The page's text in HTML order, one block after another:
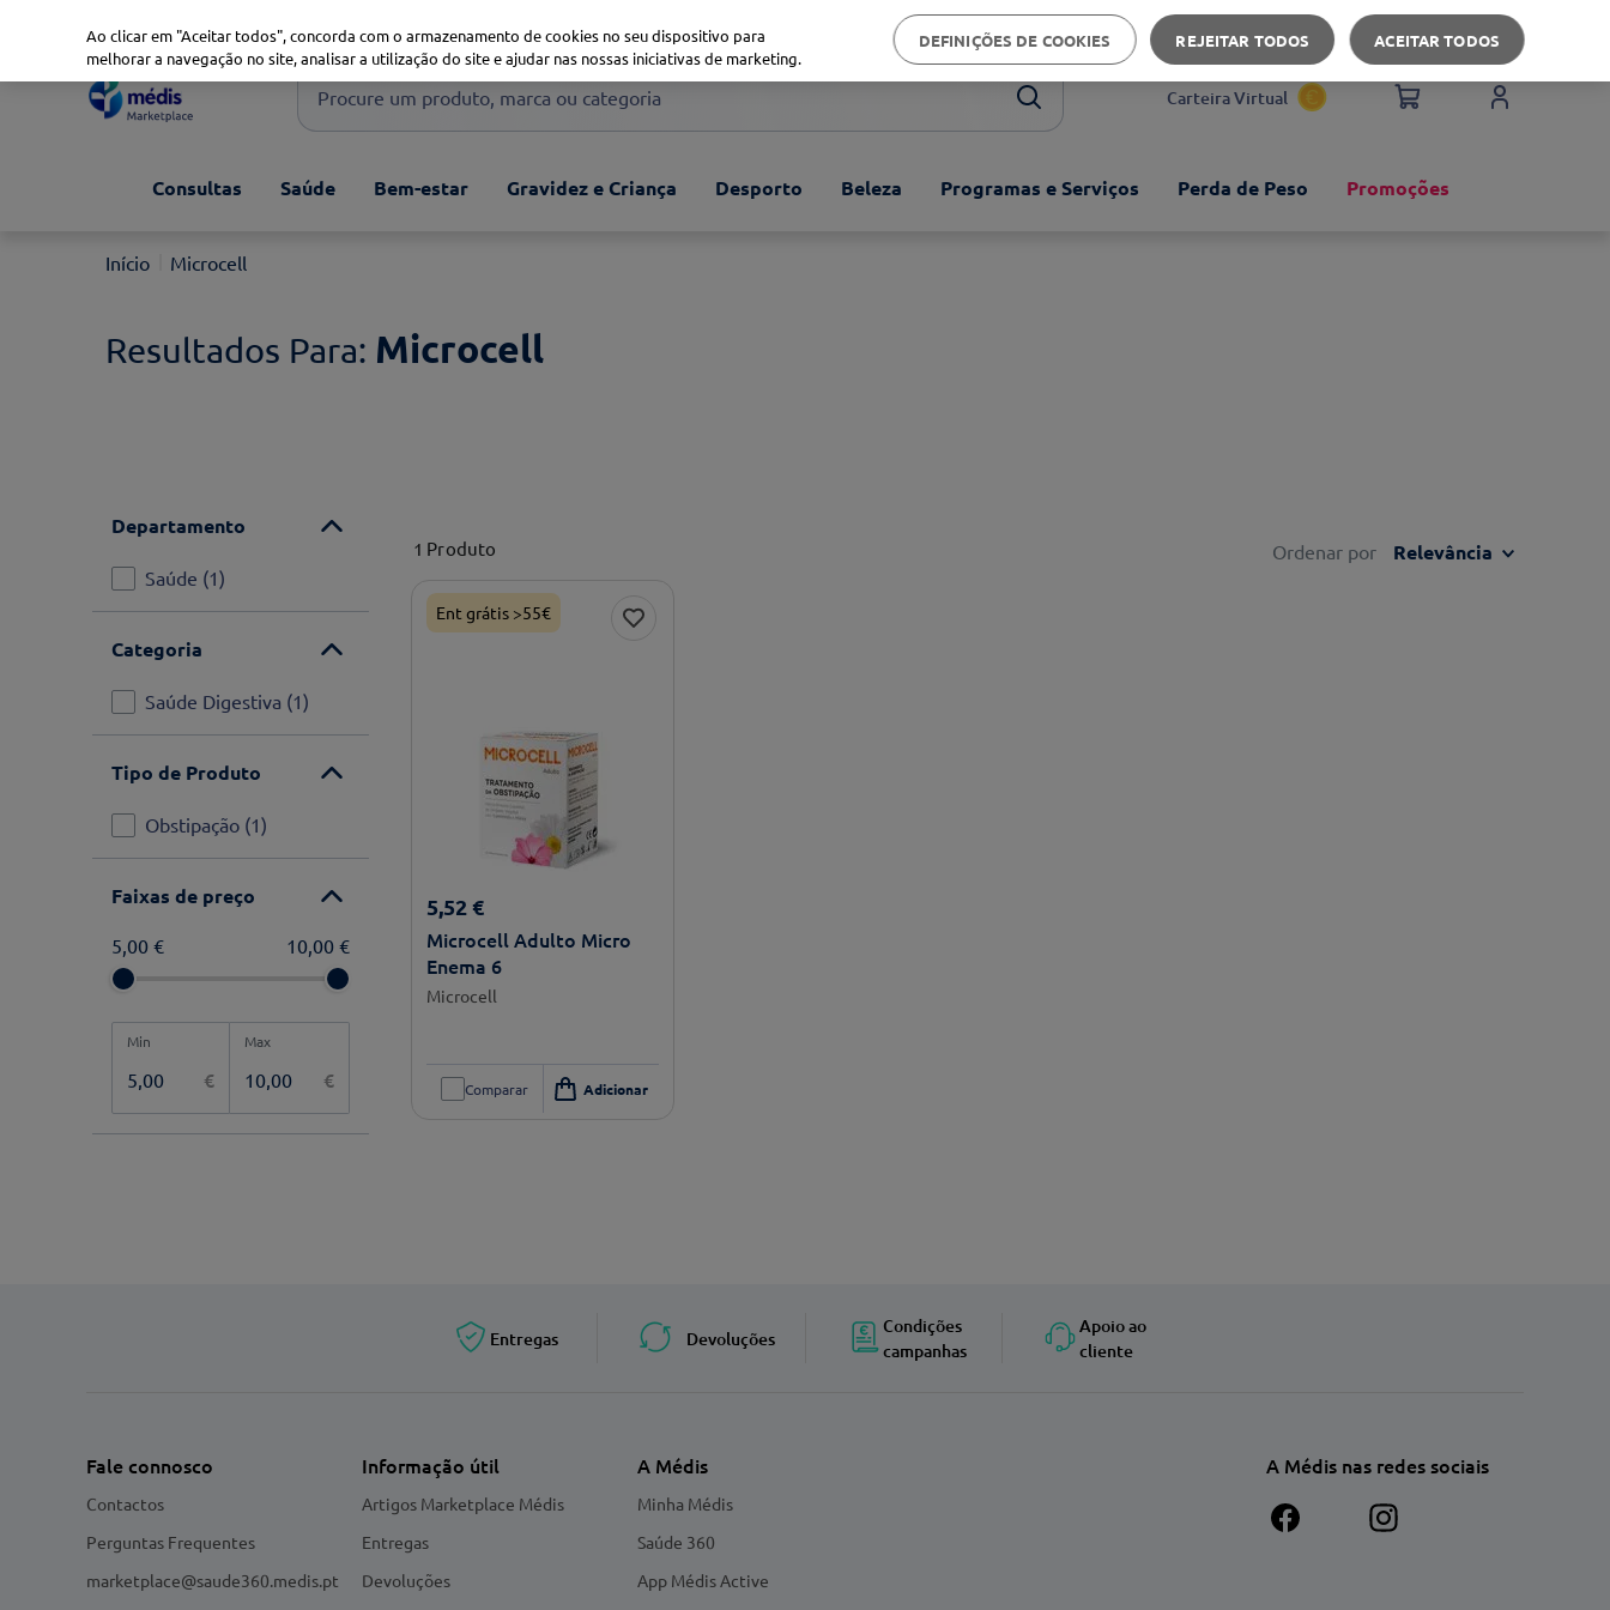
Apoio ao cliente
Procure um produto, marca ou categoria
1º xiaomi
Carteira Virtual
Consultas Saúde Bem-estar Gravidez e Criança Desporto Beleza Programas e Serviços Perda de Peso Promoções
Microcell
Microcell
Departamento
Saúde (1)
Categoria
Saúde Digestiva (1)
Tipo de Produto
Obstipação (1)
Faixas de preço
€ €
5,00 € 10,00 €
1 Produto Ordenar por Relevância
Ent grátis >55€
5,52 €
Microcell Adulto Micro
Enema 6
Microcell
Comparar
Entregas Devoluções
Condições
campanhas
Apoio ao
cliente
Fale connosco
Contactos
Perguntas Frequentes
marketplace@saude360.medis.pt
Informação útil
Artigos Marketplace Médis
Entregas
Devoluções
A Médis
Minha Médis
Saúde 360
App Médis Active
A Médis nas redes sociais
Ao clicar em "Aceitar todos", concorda com o armazenamento de cookies no seu dispositivo para
melhorar a navegação no site, analisar a utilização do site e ajudar nas nossas iniciativas de marketing.
DEFINIÇÕES DE COOKIES REJEITAR TODOS ACEITAR TODOS